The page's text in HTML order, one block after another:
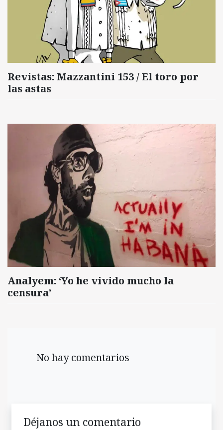
Revistas: Mazzantini 153 / El toro por
las astas
Analyem: ‘Yo he vivido mucho la
censura’
No hay comentarios
Déjanos un comentario